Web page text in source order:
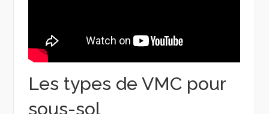
Les types de VMC pour
sous-sol